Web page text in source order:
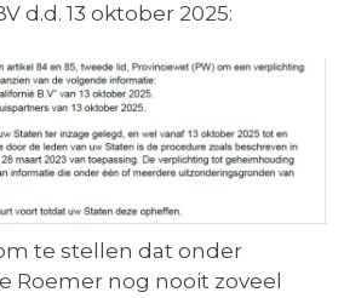
d.d. 13 oktober 2025:
te stellen dat onder
Roemer nog nooit zoveel